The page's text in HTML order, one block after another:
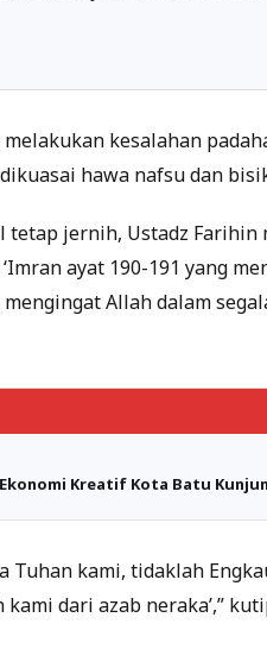
melakukan kesalahan
hawa nafsu dan
tetap jernih, Ustadz
ayat 190-191 yang
Allah dalam
Kreatif Kota Batu
Tuhan kami, tidaklah
dari azab neraka’,”